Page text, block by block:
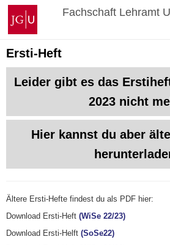
Zum
Inhalt
springen
Johannes
Gutenberg-
Universität
Mainz
Fachschaft Lehramt
Ersti-Heft
Leider gibt es das
2023 nicht
Hier kannst du aber
Ältere Ersti-Hefte findest du als PDF hier:
Download Ersti-Heft (WiSe 22/23)
Download Ersti-Helft (SoSe22)